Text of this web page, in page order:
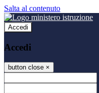
Salta al contenuto
Accedi
Accedi
button close ×